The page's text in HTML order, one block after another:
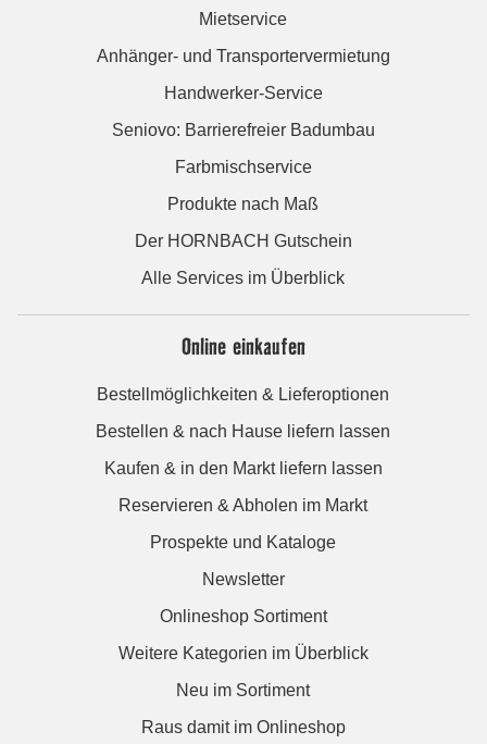
Mietservice
Anhänger- und Transportervermietung
Handwerker-Service
Seniovo: Barrierefreier Badumbau
Farbmischservice
Produkte nach Maß
Der HORNBACH Gutschein
Alle Services im Überblick
Online einkaufen
Bestellmöglichkeiten & Lieferoptionen
Bestellen & nach Hause liefern lassen
Kaufen & in den Markt liefern lassen
Reservieren & Abholen im Markt
Prospekte und Kataloge
Newsletter
Onlineshop Sortiment
Weitere Kategorien im Überblick
Neu im Sortiment
Raus damit im Onlineshop